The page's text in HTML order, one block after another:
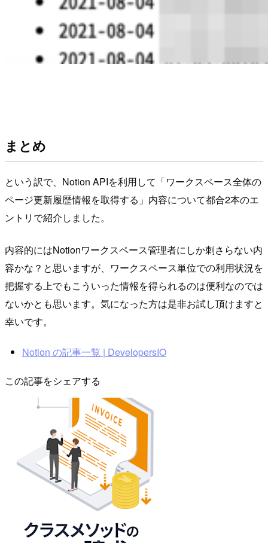
まとめ
という訳で、Notion APIを利用して「ワークスペース全体の
ページ更新履歴情報を取得する」内容について都合2本のエ
ントリで紹介しました。
内容的にはNotionワークスペース管理者にしか刺さらない内
容かな？と思いますが、ワークスペース単位での利用状況を
把握する上でもこういった情報を得られるのは便利なのでは
ないかとも思います。気になった方は是非お試し頂けますと
幸いです。
Notion の記事一覧 | DevelopersIO
この記事をシェアする